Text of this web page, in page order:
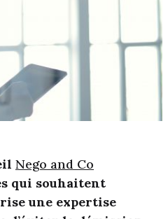
Nego and Co
qui souhaitent
une expertise